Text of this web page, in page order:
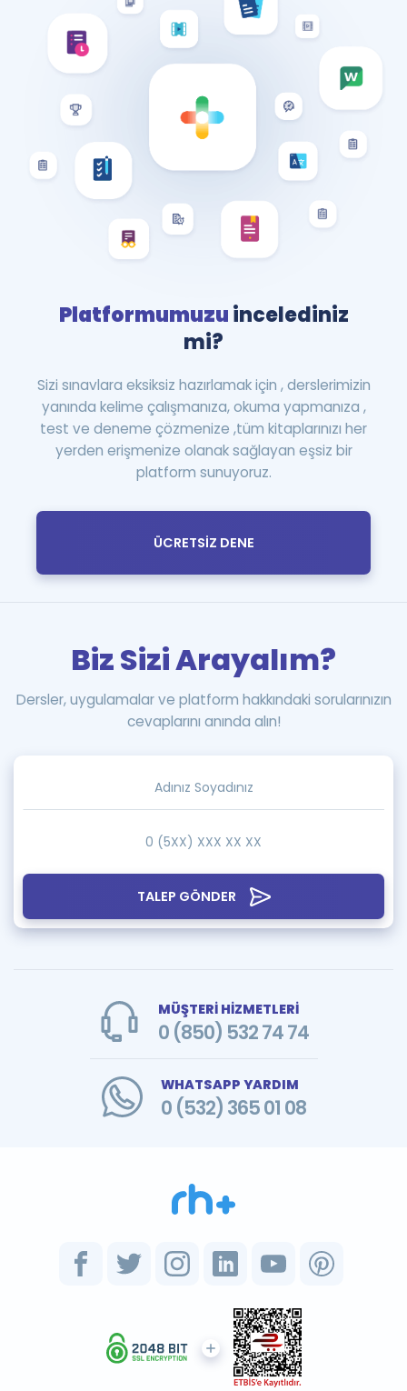
Platformumuzuincelediniz
mi?
Sizi sınavlara eksiksiz hazırlamak için , derslerimizin
yanında kelime çalışmanıza, okuma yapmanıza ,
test ve deneme çözmenize ,tüm kitaplarınızı her
yerden erişmenize olanak sağlayan eşsiz bir
platform sunuyoruz.
ÜCRETSİZ DENE
TALEP GÖNDER
Biz Sizi Arayalım?
Dersler, uygulamalar ve platform hakkındaki sorularınızın
cevaplarını anında alın!
MÜŞTERİ HİZMETLERİ
0 (850) 532 74 74
WHATSAPP YARDIM
0 (532) 365 01 08